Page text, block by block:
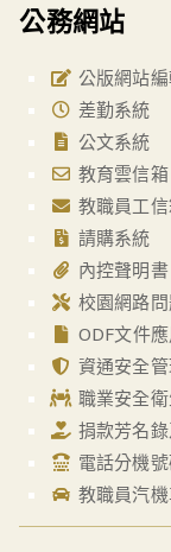
公務網站
公版網站
差勤系統
公文系統
教育雲信箱
教職員工
請購系統
內控聲明書
校園網路
ODF文件
資通安全
職業安全
捐款芳名
電話分機
教職員汽